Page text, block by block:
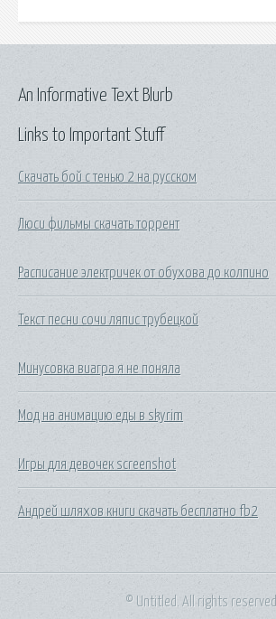
Links to Important Stuff
Скачать бой с тенью 2 на русском
Люси фильмы скачать торрент
Расписание электричек от обухова до колпино
Текст песни сочи ляпис трубецкой
Минусовка виагра я не поняла
Мод на анимацию еды в skyrim
Игры для девочек screenshot
Андрей шляхов книги скачать бесплатно fb2
An Informative Text Blurb
© Untitled. All rights reserved.